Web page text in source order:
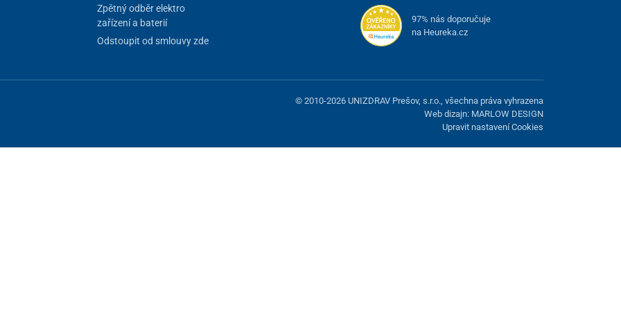
Zpětný odběr elektro
zařízení a baterií
Odstoupit od smlouvy zde
97% nás doporučuje
na Heureka.cz
© 2010-2026 UNIZDRAV Prešov, s.r.o., všechna práva vyhrazena
Web dizajn: MARLOW DESIGN
Upravit nastavení Cookies